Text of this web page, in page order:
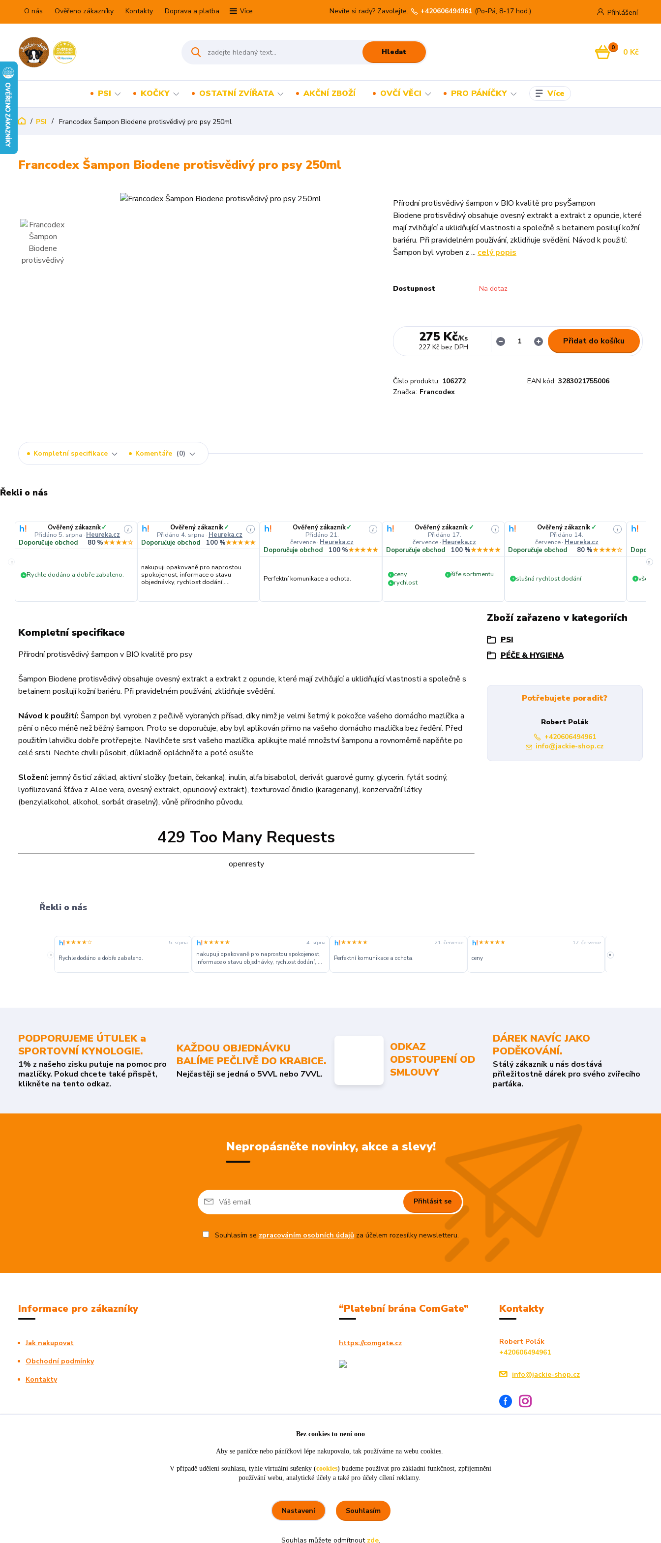
O nás Ověřeno zákazníky Kontakty Doprava a platba Více Přihlášení
Hledat
Nevíte si rady? Zavolejte. +420606494961 (Po-Pá, 8-17 hod.)
0 0 Kč
PSI KOČKY OSTATNÍ ZVÍŘATA AKČNÍ ZBOŽÍ OVČÍ VĚCI PRO PÁNÍČKY Více
PSI Francodex Šampon Biodene protisvědivý pro psy 250ml
Francodex Šampon Biodene protisvědivý pro psy 250ml
Přírodní protisvědivý šampon v BIO kvalitě pro psyŠampon
Biodene protisvědivý obsahuje ovesný extrakt a extrakt z opuncie, které
mají zvlhčující a uklidňující vlastnosti a společně s betainem posilují kožní
bariéru. Při pravidelném používání, zklidňuje svědění. Návod k použití:
Šampon byl vyroben z ... celý popis
Dostupnost Na dotaz
275 Kč/Ks
227 Kč bez DPH
Přidat do košíku
Číslo produktu: 106272 EAN kód: 3283021755006
Značka: Francodex
Kompletní specifikace Komentáře 0
Řekli o nás
«
Ověřený zákazník✓
Přidáno 5. srpna · Heureka.cz
i
Doporučuje obchod 80 %★★★★☆
+ Rychle dodáno a dobře zabaleno.
Ověřený zákazník✓
Přidáno 4. srpna · Heureka.cz
i
Doporučuje obchod 100 %★★★★★
nakupuji opakovaně pro naprostou
spokojenost, informace o stavu
objednávky, rychlost dodání,....
Ověřený zákazník✓
Přidáno 21.
července · Heureka.cz
i
Doporučuje obchod 100 %★★★★★
Perfektní komunikace a ochota.
Ověřený zákazník ✓
Přidáno 17.
července · Heureka.cz
i
Doporučuje obchod 100 %★★★★★
+ ceny + šíře sortimentu
+ rychlost
Ověřený zákazník ✓
Přidáno 14.
července· Heureka.cz
i
Doporučuje obchod 80 %★★★★☆
+ slušná rychlost dodání + vše v
»
Kompletní specifikace
Přírodní protisvědivý šampon v BIO kvalitě pro psy
Šampon Biodene protisvědivý obsahuje ovesný extrakt a extrakt z opuncie, které mají zvlhčující a uklidňující vlastnosti a společně s
betainem posilují kožní bariéru. Při pravidelném používání, zklidňuje svědění.
Návod k použití: Šampon byl vyroben z pečlivě vybraných přísad, díky nimž je velmi šetrný k pokožce vašeho domácího mazlíčka a
pění o něco méně než běžný šampon. Proto se doporučuje, aby byl aplikován přímo na vašeho domácího mazlíčka bez ředění. Před
použitím lahvičku dobře protřepejte. Navlhčete srst vašeho mazlíčka, aplikujte malé množství šamponu a rovnoměrně napěňte po
celé srsti. Nechte chvíli působit, důkladně opláchněte a poté osušte.
Složení: jemný čisticí základ, aktivní složky (betain, čekanka), inulin, alfa bisabolol, derivát guarové gumy, glycerin, fytát sodný,
lyofilizovaná šťáva z Aloe vera, ovesný extrakt, opunciový extrakt), texturovací činidlo (karagenany), konzervační látky
(benzylalkohol, alkohol, sorbát draselný), vůně přírodního původu.
429 Too Many Requests
openresty
Zboží zařazeno v kategoriích
PSI
PÉČE & HYGIENA
Potřebujete poradit?
Robert Polák
+420606494961
info@jackie-shop.cz
Řekli o nás
«
★★★★☆ 5. srpna
Rychle dodáno a dobře zabaleno.
★★★★★ 4. srpna
nakupuji opakovaně pro naprostou spokojenost,
informace o stavu objednávky, rychlost dodání,....
★★★★★ 21. července
Perfektní komunikace a ochota.
★★★★★ 17. července
ceny
slušná rychlost
»
PODPORUJEME ÚTULEK a
SPORTOVNÍ KYNOLOGIE.
1% z našeho zisku putuje na pomoc pro
mazlíčky. Pokud chcete také přispět,
klikněte na tento odkaz.
KAŽDOU OBJEDNÁVKU
BALÍME PEČLIVĚ DO KRABICE.
Nejčastěji se jedná o 5VVL nebo 7VVL.
ODKAZ
ODSTOUPENÍ OD
SMLOUVY
DÁREK NAVÍC JAKO
PODĚKOVÁNÍ.
Stálý zákazník u nás dostává
příležitostně dárek pro svého zvířecího
parťáka.
Nepropásněte novinky, akce a slevy!
Přihlásit se
Souhlasím se zpracováním osobních údajůza účelem rozesílky newsletteru.
Informace pro zákazníky
Jak nakupovat
Obchodní podmínky
Kontakty
“Platební brána ComGate”
https://comgate.cz
Kontakty
Robert Polák
+420606494961
info@jackie-shop.cz
Bez cookies to není ono
Aby se paničce nebo páníčkovi lépe nakupovalo, tak používáme na webu cookies.
V případě udělení souhlasu, tyhle virtuální sušenky (cookies) budeme používat pro základní funkčnost, zpříjemnění
používání webu, analytické účely a také pro účely cílení reklamy.
Nastavení Souhlasím
Souhlas můžete odmítnout zde.
Perfektní komunikace a ochota. ceny